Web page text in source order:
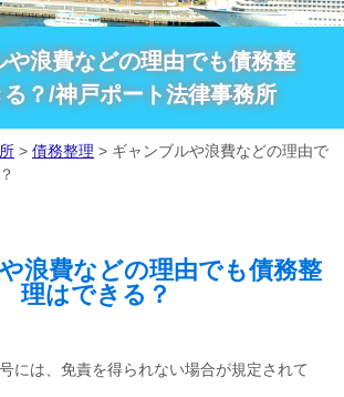
や浪費などの理由でも債務整
？/神戸ポート法律事務所
> 債務整理 > ギャンブルや浪費などの理由で
浪費などの理由でも債務整
理はできる？
には、免責を得られない場合が規定されて